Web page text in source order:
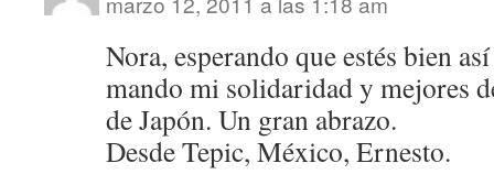
Nora, esperando que estés bien
mando mi solidaridad y mejores
de Japón. Un gran abrazo.
Desde Tepic, México, Ernesto.